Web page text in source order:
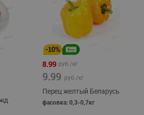
-10%
8.99 руб./кг
9.99 руб./кг
Перец желтый Беларусь
фасовка: 0,3-0,7кг